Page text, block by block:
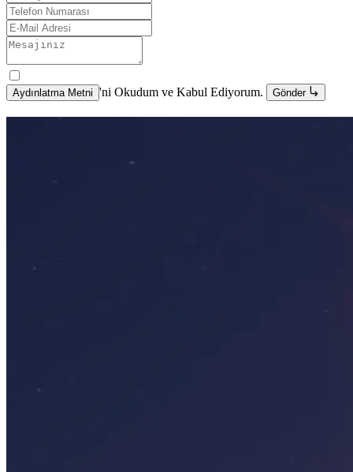
Aydınlatma Metni 'ni Okudum ve Kabul Ediyorum. Gönder